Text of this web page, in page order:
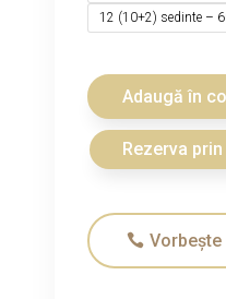
12 (10+2) sedinte –
Adaugă în
Rezerva